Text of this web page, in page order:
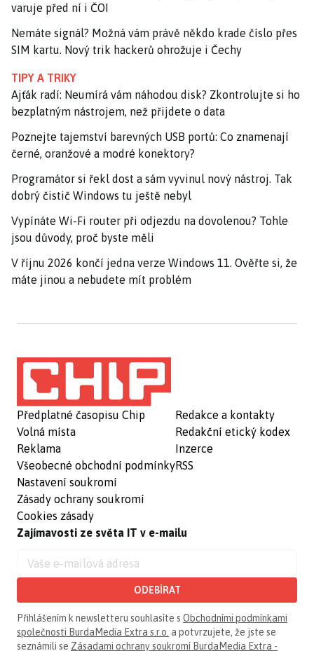
varuje před ní i ČOI
Nemáte signál? Možná vám právě někdo krade číslo přes
SIM kartu. Nový trik hackerů ohrožuje i Čechy
TIPY A TRIKY
Ajťák radí: Neumírá vám náhodou disk? Zkontrolujte si ho
bezplatným nástrojem, než přijdete o data
Poznejte tajemství barevných USB portů: Co znamenají
černé, oranžové a modré konektory?
Programátor si řekl dost a sám vyvinul nový nástroj. Tak
dobrý čistič Windows tu ještě nebyl
Vypínáte Wi-Fi router při odjezdu na dovolenou? Tohle
jsou důvody, proč byste měli
V říjnu 2026 končí jedna verze Windows 11. Ověřte si, že
máte jinou a nebudete mít problém
Předplatné časopisu Chip
Volná místa
Reklama
Všeobecné obchodní podmínky
Nastavení soukromí
Zásady ochrany soukromí
Cookies zásady
Redakce a kontakty
Redakční etický kodex
Inzerce
RSS
Zajímavosti ze světa IT v e-mailu
ODEBÍRAT
Přihlášením k newsletteru souhlasíte s Obchodními podmínkami
společnosti BurdaMedia Extra s.r.o. a potvrzujete, že jste se
seznámili se Zásadami ochrany soukromí BurdaMedia Extra -